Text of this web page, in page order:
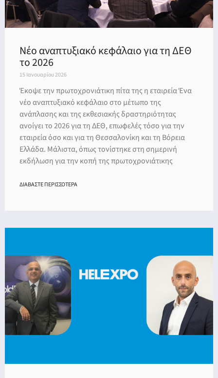
Νέο αναπτυξιακό κεφάλαιο για τη ΔΕΘ
το 2026
15 Ιανουαρίου 2026
Έκοψε την πρωτοχρονιάτικη πίτα της η εταιρεία Ένα
νέο αναπτυξιακό κεφάλαιο στο μέτωπο της
ανάπλασης και της εκθεσιακής δραστηριότητας
ανοίγει το 2026 για τη ΔΕΘ, επωφελές τόσο για την
εταιρεία όσο και για τη Θεσσαλονίκη και τη Βόρεια
Ελλάδα. Μάλιστα, όπως τονίστηκε στη σημερινή
εκδήλωση για την κοπή της πρωτοχρονιάτικης
ΔΙΑΒΑΣΤΕ ΠΕΡΙΣΣΟΤΕΡΑ